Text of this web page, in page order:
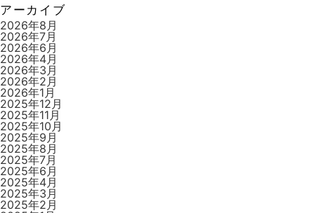
ョ
ン
アーカイブ
2026年8月
2026年7月
2026年6月
2026年4月
2026年3月
2026年2月
2026年1月
2025年12月
2025年11月
2025年10月
2025年9月
2025年8月
2025年7月
2025年6月
2025年4月
2025年3月
2025年2月